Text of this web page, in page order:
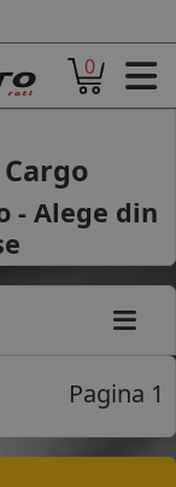
0
- Alege din
Pagina 1